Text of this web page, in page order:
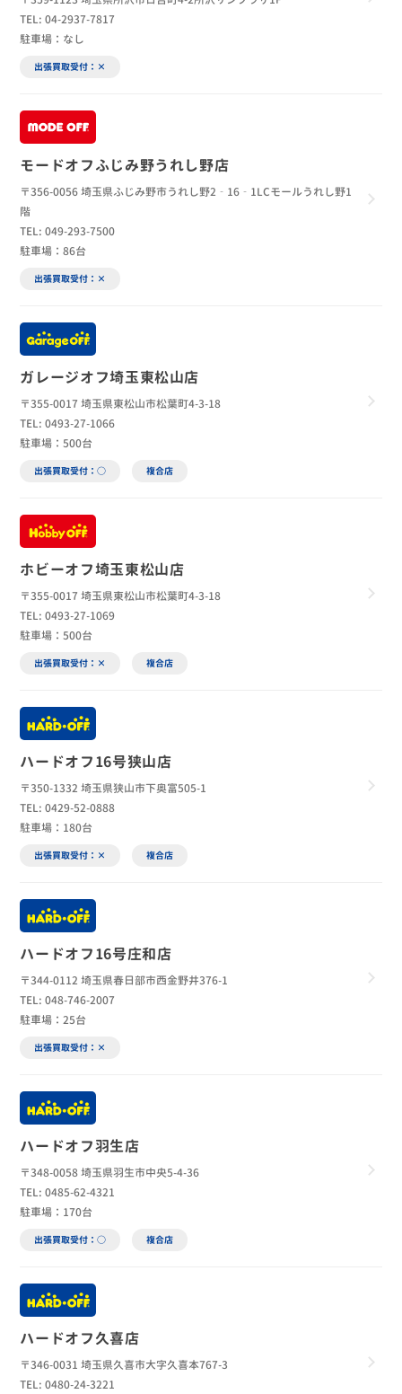
TEL: 04-2937-7817
駐車場：なし
出張買取受付：×
モードオフふじみ野うれし野店
〒356-0056 埼玉県ふじみ野市うれし野2‐16‐1LCモールうれし野1
階
TEL: 049-293-7500
駐車場：86台
出張買取受付：×
ガレージオフ埼玉東松山店
〒355-0017 埼玉県東松山市松葉町4-3-18
TEL: 0493-27-1066
駐車場：500台
出張買取受付：○ 複合店
ホビーオフ埼玉東松山店
〒355-0017 埼玉県東松山市松葉町4-3-18
TEL: 0493-27-1069
駐車場：500台
出張買取受付：× 複合店
ハードオフ16号狭山店
〒350-1332 埼玉県狭山市下奥富505-1
TEL: 0429-52-0888
駐車場：180台
出張買取受付：× 複合店
ハードオフ16号庄和店
〒344-0112 埼玉県春日部市西金野井376-1
TEL: 048-746-2007
駐車場：25台
出張買取受付：×
ハードオフ羽生店
〒348-0058 埼玉県羽生市中央5-4-36
TEL: 0485-62-4321
駐車場：170台
出張買取受付：○ 複合店
ハードオフ久喜店
〒346-0031 埼玉県久喜市大字久喜本767-3
TEL: 0480-24-3221